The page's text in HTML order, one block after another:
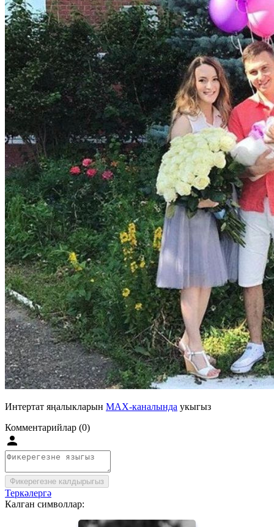
Интертат яңалыкларын MAX-каналында укыгыз
Комментарийлар (0)
Фикерегезне калдырыгыз
Теркәлергә
Калган символлар: